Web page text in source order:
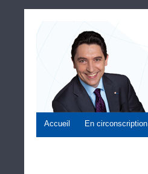
Accueil En circonscription